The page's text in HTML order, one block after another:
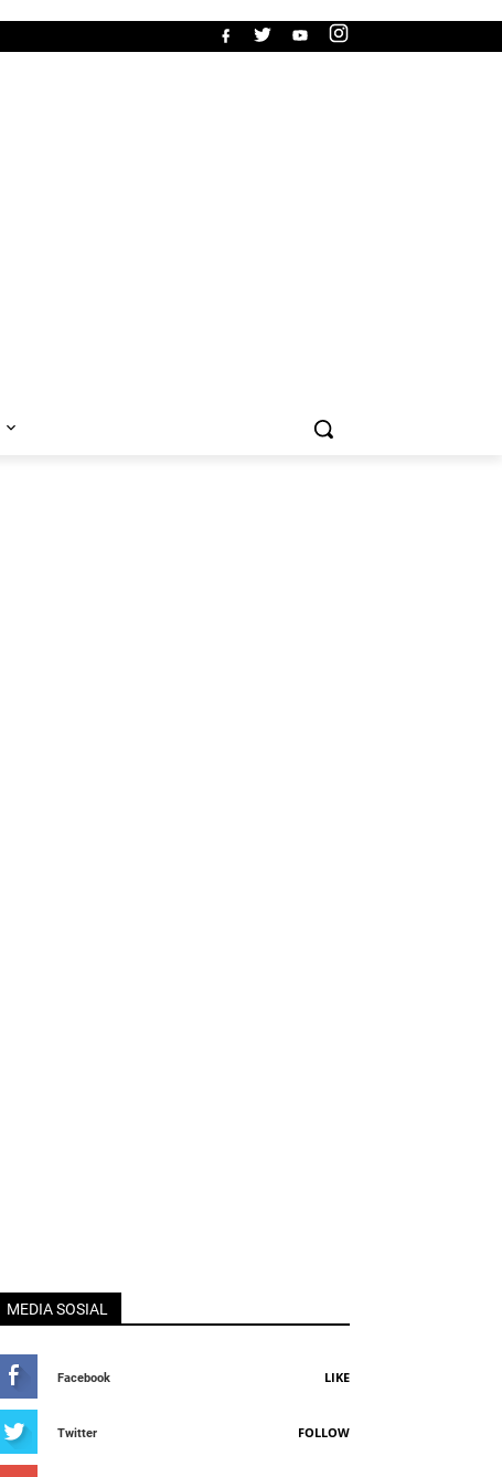
MEDIA SOSIAL
Facebook LIKE
Twitter FOLLOW